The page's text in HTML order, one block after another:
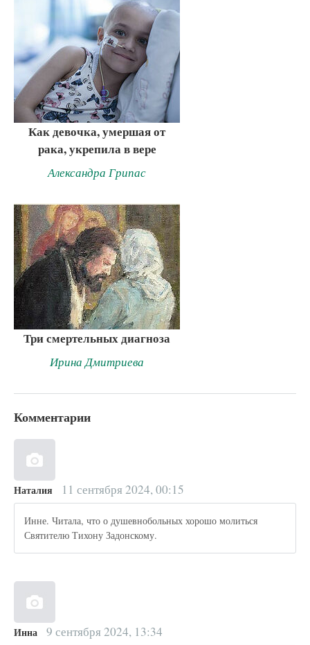
Как девочка, умершая от
рака, укрепила в вере
Александра Грипас
Три смертельных диагноза
Ирина Дмитриева
Комментарии
Наталия 11 сентября 2024, 00:15
Инне. Читала, что о душевнобольных хорошо молиться
Святителю Тихону Задонскому.
Инна 9 сентября 2024, 13:34